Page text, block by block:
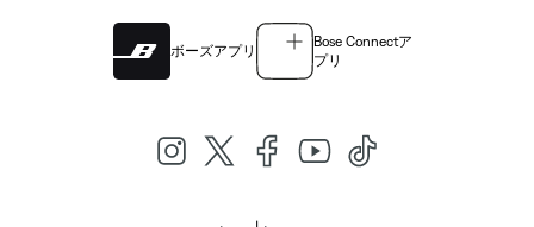
ボーズアプリ
Bose Connectア
プリ